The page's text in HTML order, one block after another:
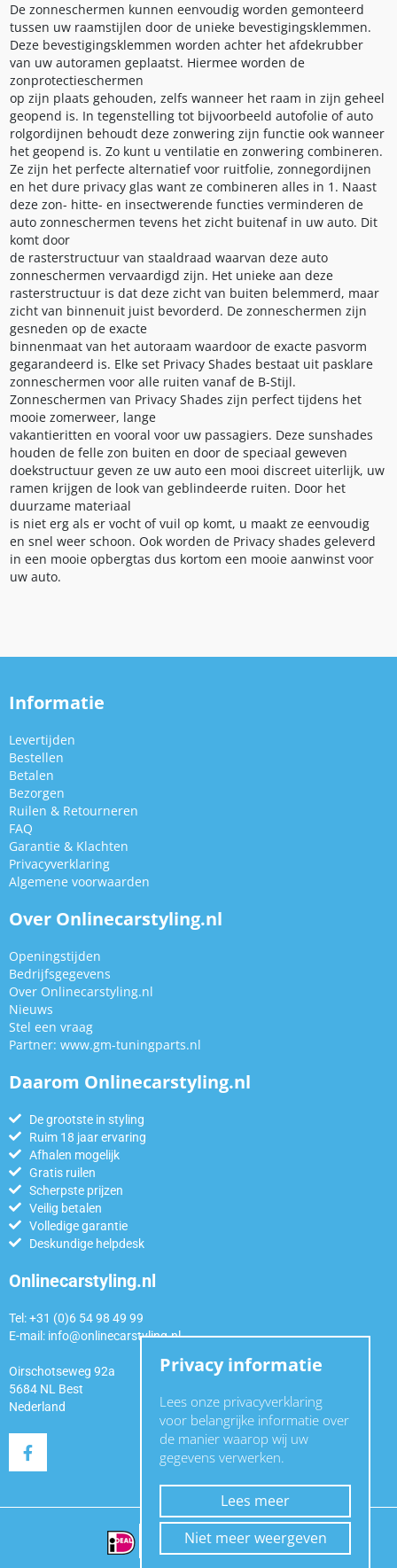
De zonneschermen kunnen eenvoudig worden gemonteerd
tussen uw raamstijlen door de unieke bevestigingsklemmen.
Deze bevestigingsklemmen worden achter het afdekrubber
van uw autoramen geplaatst. Hiermee worden de
zonprotectieschermen
op zijn plaats gehouden, zelfs wanneer het raam in zijn geheel
geopend is. In tegenstelling tot bijvoorbeeld autofolie of auto
rolgordijnen behoudt deze zonwering zijn functie ook wanneer
het geopend is. Zo kunt u ventilatie en zonwering combineren.
Ze zijn het perfecte alternatief voor ruitfolie, zonnegordijnen
en het dure privacy glas want ze combineren alles in 1. Naast
deze zon- hitte- en insectwerende functies verminderen de
auto zonneschermen tevens het zicht buitenaf in uw auto. Dit
komt door
de rasterstructuur van staaldraad waarvan deze auto
zonneschermen vervaardigd zijn. Het unieke aan deze
rasterstructuur is dat deze zicht van buiten belemmerd, maar
zicht van binnenuit juist bevorderd. De zonneschermen zijn
gesneden op de exacte
binnenmaat van het autoraam waardoor de exacte pasvorm
gegarandeerd is. Elke set Privacy Shades bestaat uit pasklare
zonneschermen voor alle ruiten vanaf de B-Stijl.
Zonneschermen van Privacy Shades zijn perfect tijdens het
mooie zomerweer, lange
vakantieritten en vooral voor uw passagiers. Deze sunshades
houden de felle zon buiten en door de speciaal geweven
doekstructuur geven ze uw auto een mooi discreet uiterlijk, uw
ramen krijgen de look van geblindeerde ruiten. Door het
duurzame materiaal
is niet erg als er vocht of vuil op komt, u maakt ze eenvoudig
en snel weer schoon. Ook worden de Privacy shades geleverd
in een mooie opbergtas dus kortom een mooie aanwinst voor
uw auto.
Informatie
Levertijden
Bestellen
Betalen
Bezorgen
Ruilen & Retourneren
FAQ
Garantie & Klachten
Privacyverklaring
Algemene voorwaarden
Over Onlinecarstyling.nl
Openingstijden
Bedrijfsgegevens
Over Onlinecarstyling.nl
Nieuws
Stel een vraag
Partner: www.gm-tuningparts.nl
Daarom Onlinecarstyling.nl
De grootste in styling
Ruim 18 jaar ervaring
Afhalen mogelijk
Gratis ruilen
Scherpste prijzen
Veilig betalen
Volledige garantie
Deskundige helpdesk
Onlinecarstyling.nl
Tel: +31 (0)6 54 98 49 99
E-mail: info@onlinecarstyling.nl
Oirschotseweg 92a
5684 NL Best
Nederland
Privacy informatie
Lees onze privacyverklaring
voor belangrijke informatie over
de manier waarop wij uw
gegevens verwerken.
Lees meer
Niet meer weergeven